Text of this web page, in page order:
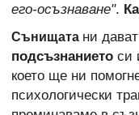
его-осъзнаване".
Сънищата ни
подсъзнанието си
което ще ни
психологически